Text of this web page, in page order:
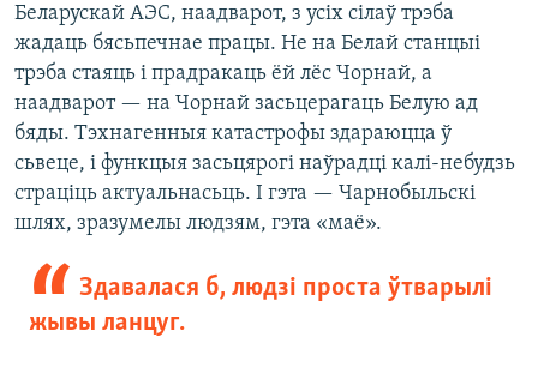
Беларускай АЭС, наадварот, з усіх сілаў трэба
жадаць бясьпечнае працы. Не на Белай станцыі
трэба стаяць і прадракаць ёй лёс Чорнай, а
наадварот — на Чорнай засьцерагаць Белую ад
бяды. Тэхнагенныя катастрофы здараюцца ў
сьвеце, і функцыя засьцярогі наўрадці калі-небудзь
страціць актуальнасьць. І гэта — Чарнобыльскі
шлях, зразумелы людзям, гэта «маё».
Здавалася б, людзі проста ўтварылі
жывы ланцуг.